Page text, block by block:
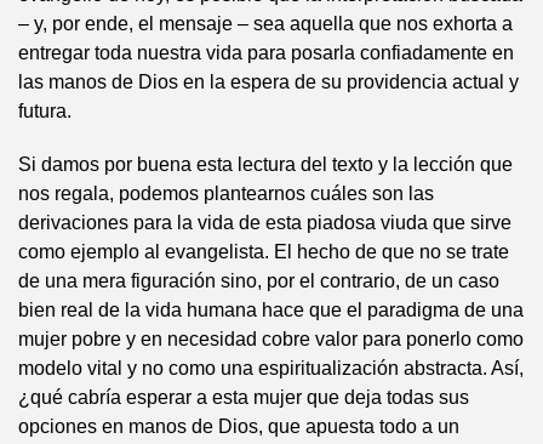
– y, por ende, el mensaje – sea aquella que nos exhorta a
entregar toda nuestra vida para posarla confiadamente en
las manos de Dios en la espera de su providencia actual y
futura.
Si damos por buena esta lectura del texto y la lección que
nos regala, podemos plantearnos cuáles son las
derivaciones para la vida de esta piadosa viuda que sirve
como ejemplo al evangelista. El hecho de que no se trate
de una mera figuración sino, por el contrario, de un caso
bien real de la vida humana hace que el paradigma de una
mujer pobre y en necesidad cobre valor para ponerlo como
modelo vital y no como una espiritualización abstracta. Así,
¿qué cabría esperar a esta mujer que deja todas sus
opciones en manos de Dios, que apuesta todo a un